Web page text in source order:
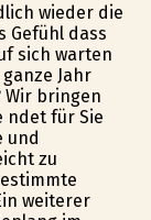
wieder die
Gefühl dass
sich warten
Jahr
Wir bringen
für Sie
und
zu
weiterer